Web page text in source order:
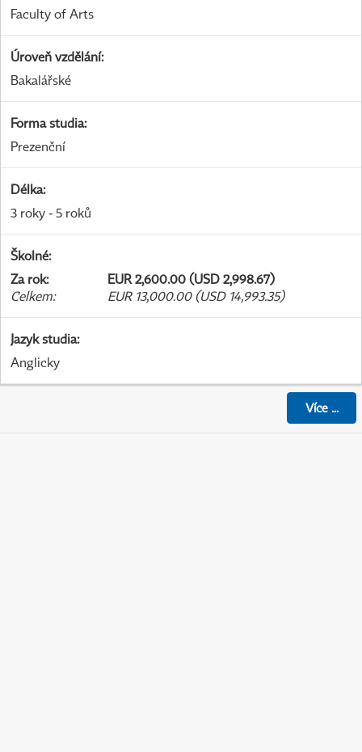
Faculty of Arts
Úroveň vzdělání:
Bakalářské
Forma studia:
Prezenční
Délka:
3 roky - 5 roků
Školné:
Za rok:
EUR 2,600.00 (USD 2,998.67)
Celkem: EUR 13,000.00 (USD 14,993.35)
Jazyk studia:
Anglicky
Více...